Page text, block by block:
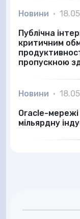
Новини •
Публічна
критичним
пропускною
Новини •
Oracle-
мільярдну